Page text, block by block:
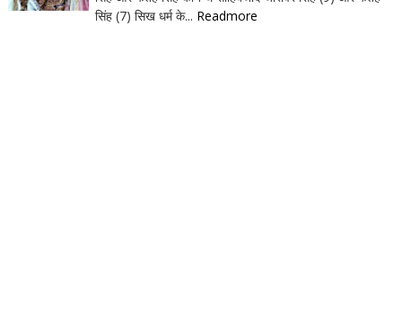
सिंह (7) सिख धर्म के... Readmore